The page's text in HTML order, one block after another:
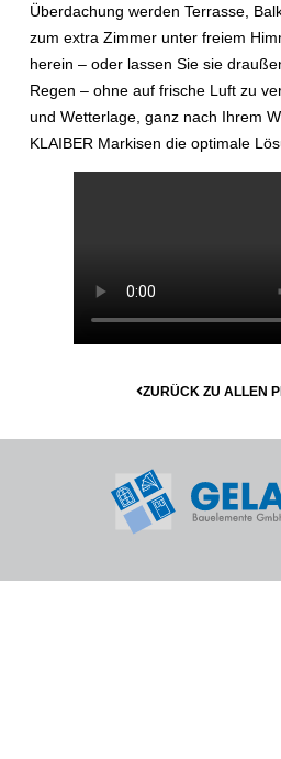
Überdachung werden Terrasse,
zum extra Zimmer unter freiem
herein – oder lassen Sie sie
Regen – ohne auf frische Luft zu
und Wetterlage, ganz nach Ihrem
KLAIBER Markisen die optimale
ZURÜCK ZU ALLEN